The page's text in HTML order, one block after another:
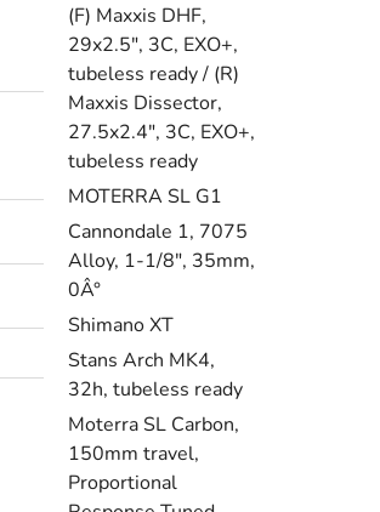
(F) Maxxis DHF,
29x2.5", 3C, EXO+,
tubeless ready / (R)
Maxxis Dissector,
27.5x2.4", 3C, EXO+,
tubeless ready
MOTERRA SL G1
Cannondale 1, 7075
Alloy, 1-1/8", 35mm,
0Â°
Shimano XT
Stans Arch MK4,
32h, tubeless ready
Moterra SL Carbon,
150mm travel,
Proportional